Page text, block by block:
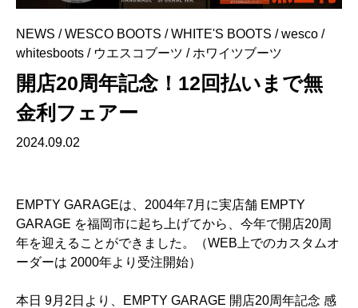
NEWS /WESCO BOOTS /WHITE'S BOOTS /wesco /
whitesboots / ウエスコブーツ / ホワイツブーツ
開店20周年記念！12回払いまで無
金利フェアー
2024.09.02
EMPTY GARAGEは、2004年7月に実店舗 EMPTY
GARAGE を福岡市に起ち上げてから、今年で開店20周
年を迎えることができました。（WEB上でのカスタムオ
ーダーは 2000年より受注開始）
本日 9月2日より、EMPTY GARAGE 開店20周年記念 感